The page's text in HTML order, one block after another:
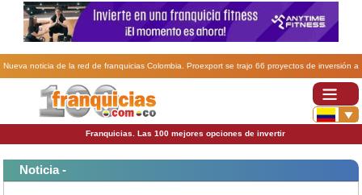
Nueva noticia de la red de franquicias Colombia. Proexport se trajo 66 proyectos de inversión a
Franquicias. Las 100 mejores opciones de invertir
Noticia -